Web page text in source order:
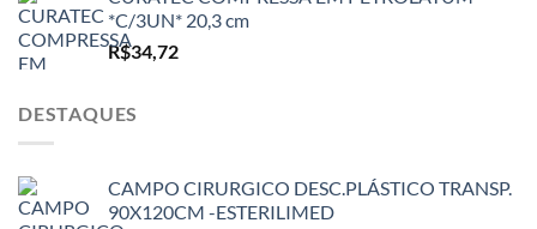
*C/3UN* 20,3 cm
R$34,72
DESTAQUES
CAMPO CIRURGICO DESC.PLÁSTICO TRANSP.
90X120CM -ESTERILIMED